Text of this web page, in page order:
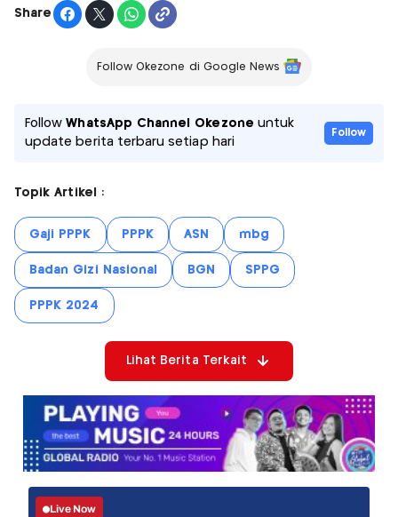
Share
Follow Okezone di Google News
FollowWhatsApp Channel Okezone untuk
update berita terbaru setiap hari
Follow
Topik Artikel :
Gaji PPPK PPPK ASN mbg
Badan Gizi Nasional BGN SPPG
PPPK 2024
Lihat Berita Terkait
Live Now